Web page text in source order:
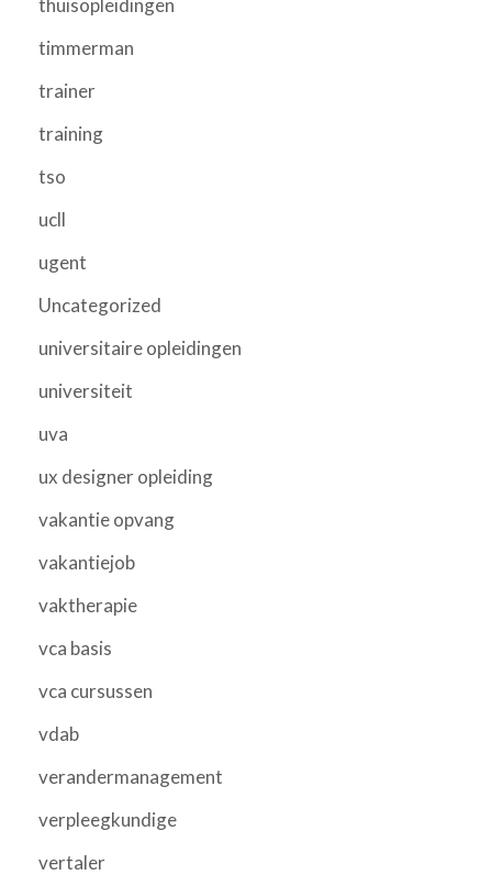
timmerman
trainer
training
tso
ucll
ugent
Uncategorized
universitaire opleidingen
universiteit
uva
ux designer opleiding
vakantie opvang
vakantiejob
vaktherapie
vca basis
vca cursussen
vdab
verandermanagement
verpleegkundige
vertaler